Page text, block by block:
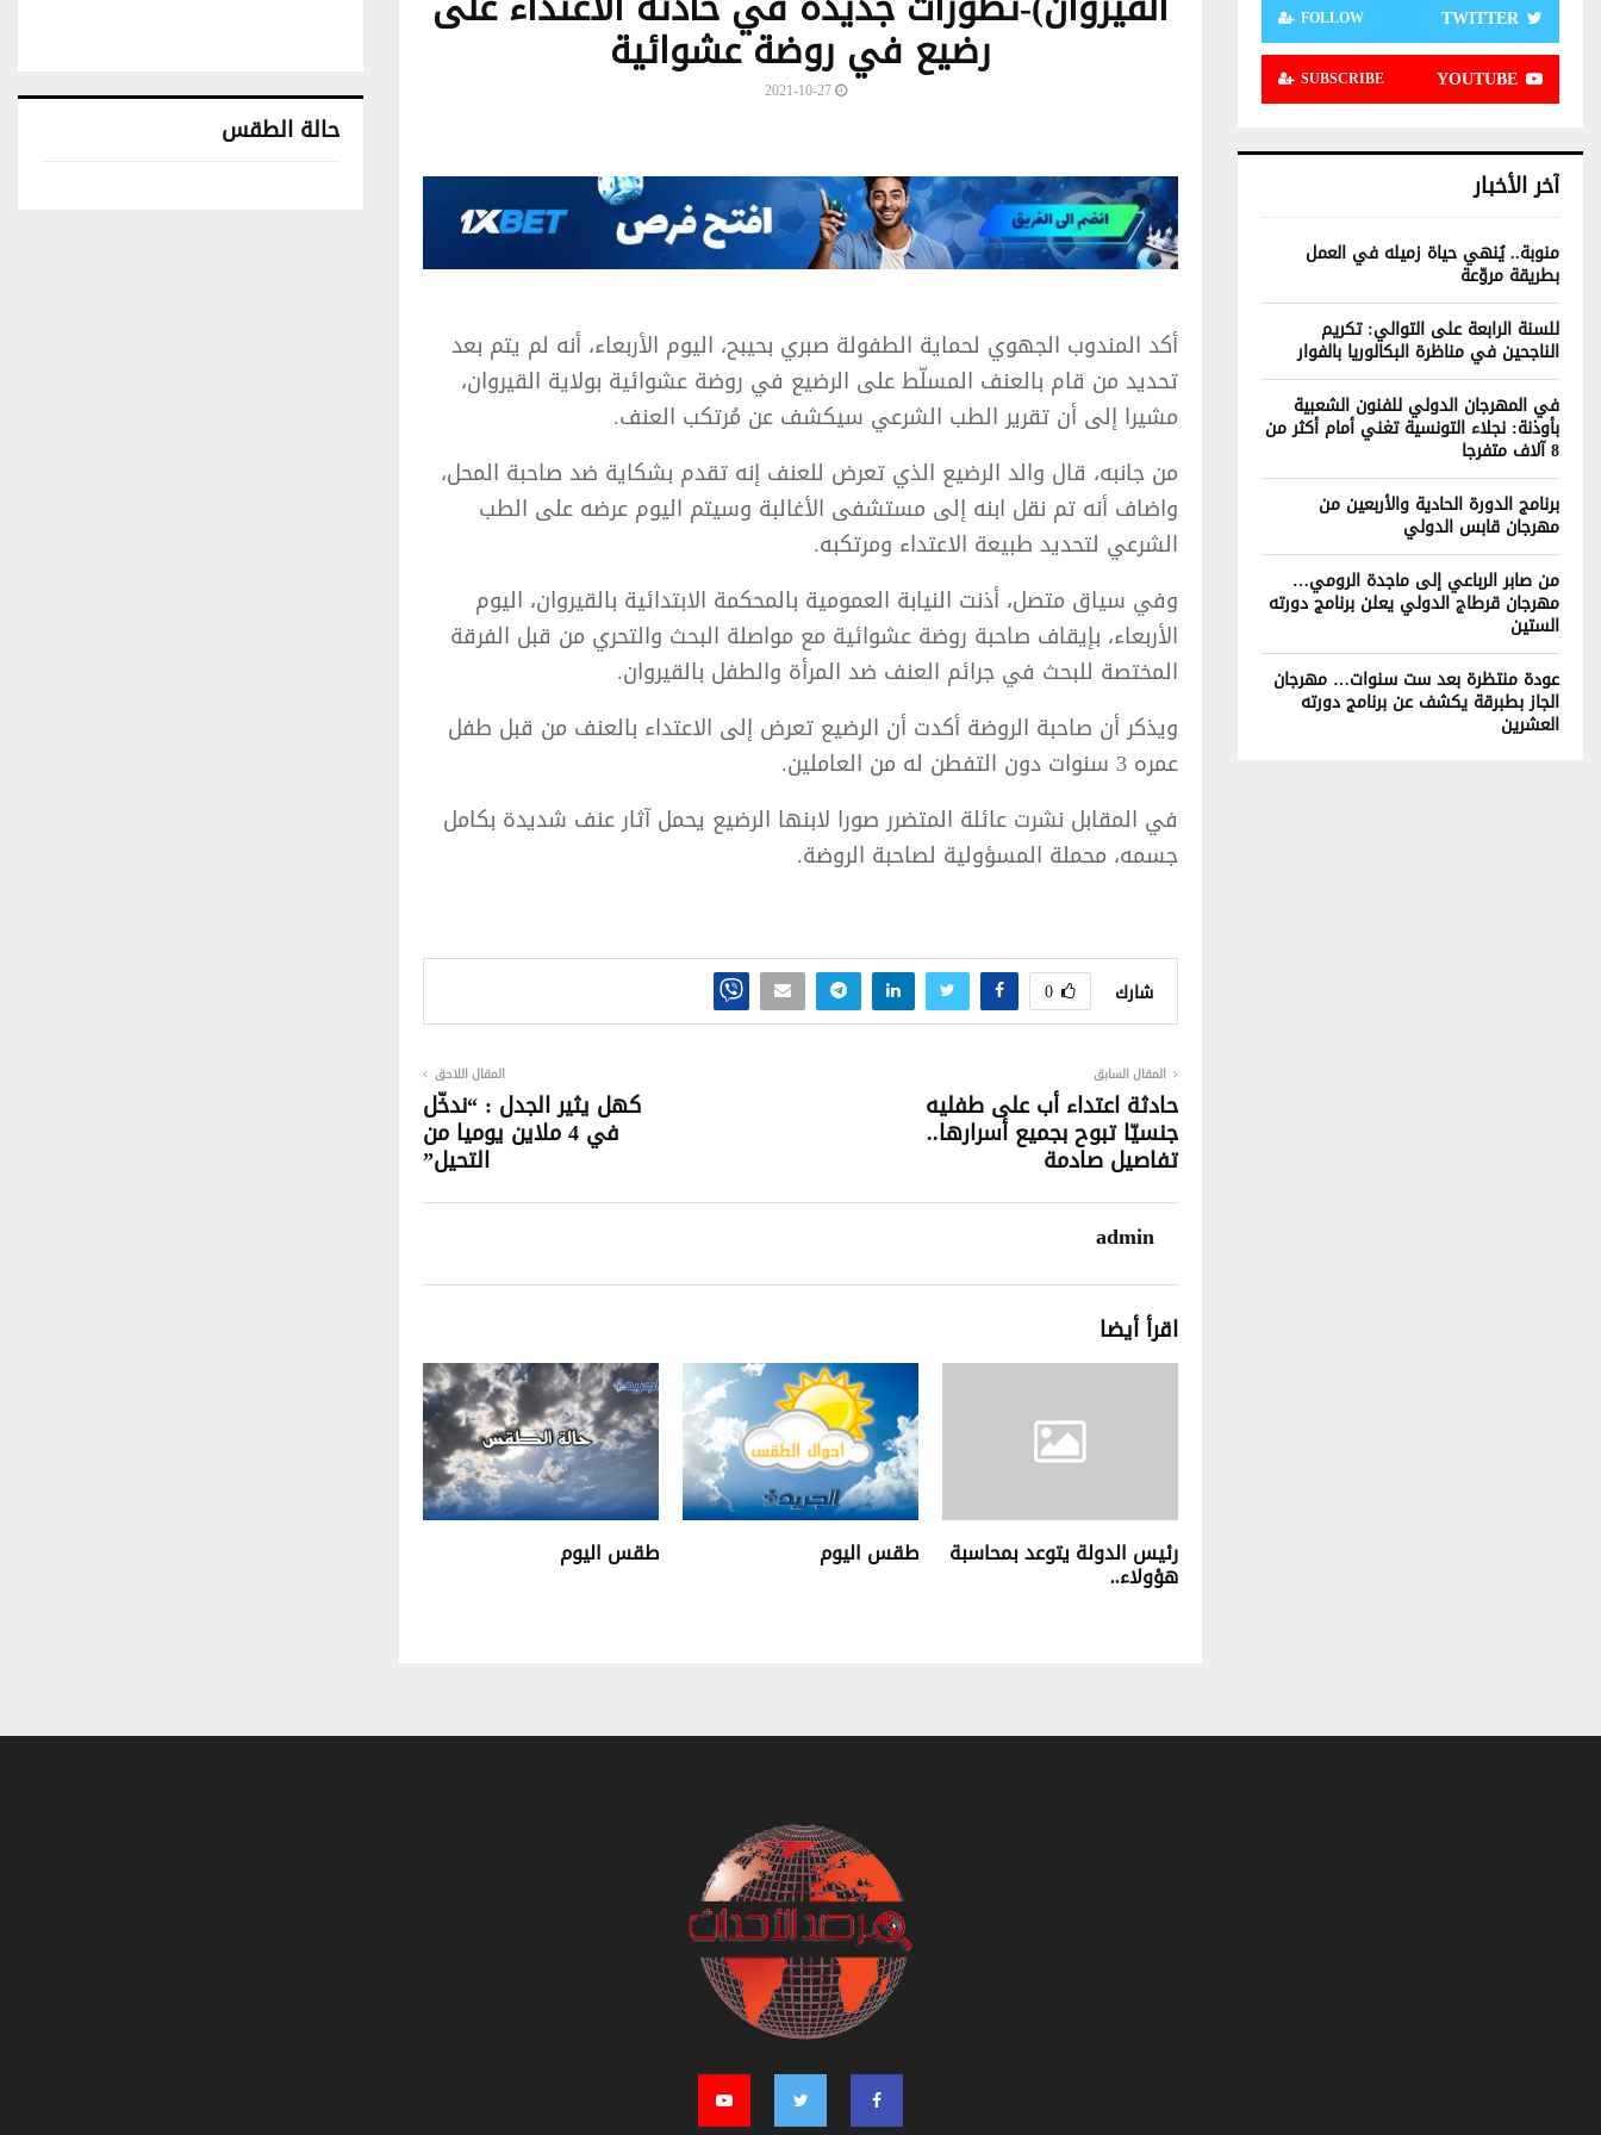
رضيع في روضة عشوائية
2021-10-27
أكد المندوب الجهوي لحماية الطفولة صبري بحيبح، اليوم الأربعاء، أنه لم يتم بعد
تحديد من قام بالعنف المسلّط على الرضيع في روضة عشوائية بولاية القيروان،
مشيرا إلى أن تقرير الطب الشرعي سيكشف عن مُرتكب العنف.
من جانبه، قال والد الرضيع الذي تعرض للعنف إنه تقدم بشكاية ضد صاحبة المحل،
واضاف أنه تم نقل ابنه إلى مستشفى الأغالبة وسيتم اليوم عرضه على الطب
الشرعي لتحديد طبيعة الاعتداء ومرتكبه.
وفي سياق متصل، أذنت النيابة العمومية بالمحكمة الابتدائية بالقيروان، اليوم
الأربعاء، بإيقاف صاحبة روضة عشوائية مع مواصلة البحث والتحري من قبل الفرقة
المختصة للبحث في جرائم العنف ضد المرأة والطفل بالقيروان.
ويذكر أن صاحبة الروضة أكدت أن الرضيع تعرض إلى الاعتداء بالعنف من قبل طفل
عمره 3 سنوات دون التفطن له من العاملين.
في المقابل نشرت عائلة المتضرر صورا لابنها الرضيع يحمل آثار عنف شديدة بكامل
جسمه، محملة المسؤولية لصاحبة الروضة.
شارك 0
المقال السابق
حادثة اعتداء أب على طفليه
جنسيّا تبوح بجميع أسرارها..
تفاصيل صادمة
المقال اللاحق
كهل يثير الجدل : “ندخّل
في 4 ملاين يوميا من
التحيل”
admin
اقرأ أيضا
رئيس الدولة يتوعد بمحاسبة
هؤولاء..
طقس اليوم طقس اليوم
TWITTER
FOLLOW
YOUTUBE
SUBSCRIBE
آخر الأخبار
منوبة.. يُنهي حياة زميله في العمل
بطريقة مروّعة
للسنة الرابعة على التوالي: تكريم
الناجحين في مناظرة البكالوريا بالفوار
في المهرجان الدولي للفنون الشعبية
بأوذنة: نجلاء التونسية تغني أمام أكثر من
8 آلاف متفرجا
برنامج الدورة الحادية والأربعين من
مهرجان قابس الدولي
من صابر الرباعي إلى ماجدة الرومي…
مهرجان قرطاج الدولي يعلن برنامج دورته
الستين
عودة منتظرة بعد ست سنوات… مهرجان
الجاز بطبرقة يكشف عن برنامج دورته
العشرين
حالة الطقس